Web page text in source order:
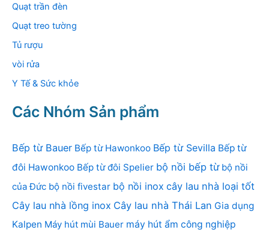
Quạt trần đèn
Quạt treo tường
Tủ rượu
vòi rửa
Y Tế & Sức khỏe
Các Nhóm Sản phẩm
Bếp từ Bauer Bếp từ Hawonkoo Bếp từ Sevilla Bếp từ
đôi Hawonkoo Bếp từ đôi Spelier bộ nồi bếp từ bộ nồi
của Đức bộ nồi fivestar bộ nồi inox cây lau nhà loại tốt
Cây lau nhà lồng inox Cây lau nhà Thái Lan Gia dụng
Kalpen Máy hút mùi Bauer máy hút ẩm công nghiệp